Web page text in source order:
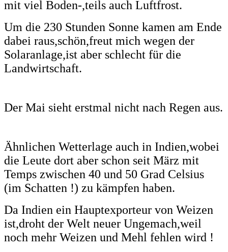
mit viel Boden-,teils auch Luftfrost.
Um die 230 Stunden Sonne kamen am Ende
dabei raus,schön,freut mich wegen der
Solaranlage,ist aber schlecht für die
Landwirtschaft.
Der Mai sieht erstmal nicht nach Regen aus.
Ähnlichen Wetterlage auch in Indien,wobei
die Leute dort aber schon seit März mit
Temps zwischen 40 und 50 Grad Celsius
(im Schatten !) zu kämpfen haben.
Da Indien ein Hauptexporteur von Weizen
ist,droht der Welt neuer Ungemach,weil
noch mehr Weizen und Mehl fehlen wird !